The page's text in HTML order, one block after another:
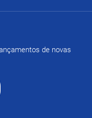
de novas